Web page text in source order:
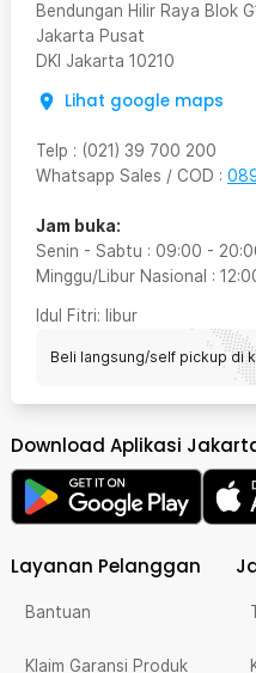
Bendungan Hilir Raya Blok
Jakarta Pusat
DKI Jakarta 10210
Lihat google maps
Telp : (021) 39 700 200
Whatsapp Sales / COD :
Jam buka:
Senin - Sabtu : 09:00 -
Minggu/Libur Nasional :
Idul Fitri: libur
Beli langsung/self pickup di
Download Aplikasi
Layanan Pelanggan
Bantuan
Klaim Garansi Produk